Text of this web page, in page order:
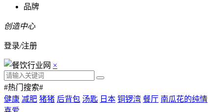
品牌
创造中心
登录/注册
×
#热门搜索#
健康 减肥 猪猪 后背包 汤匙 日本 铜锣湾 餐厅 南瓜花的纯情